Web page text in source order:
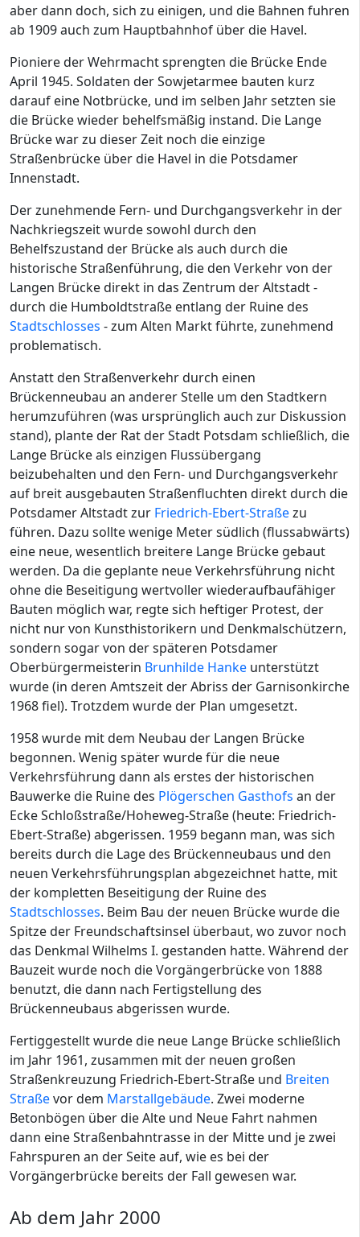
aber dann doch, sich zu einigen, und die Bahnen fuhren
ab 1909 auch zum Hauptbahnhof über die Havel.
Pioniere der Wehrmacht sprengten die Brücke Ende
April 1945. Soldaten der Sowjetarmee bauten kurz
darauf eine Notbrücke, und im selben Jahr setzten sie
die Brücke wieder behelfsmäßig instand. Die Lange
Brücke war zu dieser Zeit noch die einzige
Straßenbrücke über die Havel in die Potsdamer
Innenstadt.
Der zunehmende Fern- und Durchgangsverkehr in der
Nachkriegszeit wurde sowohl durch den
Behelfszustand der Brücke als auch durch die
historische Straßenführung, die den Verkehr von der
Langen Brücke direkt in das Zentrum der Altstadt -
durch die Humboldtstraße entlang der Ruine des
Stadtschlosses - zum Alten Markt führte, zunehmend
problematisch.
Anstatt den Straßenverkehr durch einen
Brückenneubau an anderer Stelle um den Stadtkern
herumzuführen (was ursprünglich auch zur Diskussion
stand), plante der Rat der Stadt Potsdam schließlich, die
Lange Brücke als einzigen Flussübergang
beizubehalten und den Fern- und Durchgangsverkehr
auf breit ausgebauten Straßenfluchten direkt durch die
Potsdamer Altstadt zur Friedrich-Ebert-Straßezu
führen. Dazu sollte wenige Meter südlich (flussabwärts)
eine neue, wesentlich breitere Lange Brücke gebaut
werden. Da die geplante neue Verkehrsführung nicht
ohne die Beseitigung wertvoller wiederaufbaufähiger
Bauten möglich war, regte sich heftiger Protest, der
nicht nur von Kunsthistorikern und Denkmalschützern,
sondern sogar von der späteren Potsdamer
Oberbürgermeisterin Brunhilde Hanke unterstützt
wurde (in deren Amtszeit der Abriss der Garnisonkirche
1968 fiel). Trotzdem wurde der Plan umgesetzt.
1958 wurde mit dem Neubau der Langen Brücke
begonnen. Wenig später wurde für die neue
Verkehrsführung dann als erstes der historischen
Bauwerke die Ruine des Plögerschen Gasthofs an der
Ecke Schloßstraße/Hoheweg-Straße (heute: Friedrich-
Ebert-Straße) abgerissen. 1959 begann man, was sich
bereits durch die Lage des Brückenneubaus und den
neuen Verkehrsführungsplan abgezeichnet hatte, mit
der kompletten Beseitigung der Ruine des
Stadtschlosses. Beim Bau der neuen Brücke wurde die
Spitze der Freundschaftsinsel überbaut, wo zuvor noch
das Denkmal Wilhelms I. gestanden hatte. Während der
Bauzeit wurde noch die Vorgängerbrücke von 1888
benutzt, die dann nach Fertigstellung des
Brückenneubaus abgerissen wurde.
Fertiggestellt wurde die neue Lange Brücke schließlich
im Jahr 1961, zusammen mit der neuen großen
Straßenkreuzung Friedrich-Ebert-Straße und Breiten
Straßevor dem Marstallgebäude. Zwei moderne
Betonbögen über die Alte und Neue Fahrt nahmen
dann eine Straßenbahntrasse in der Mitte und je zwei
Fahrspuren an der Seite auf, wie es bei der
Vorgängerbrücke bereits der Fall gewesen war.
Ab dem Jahr 2000